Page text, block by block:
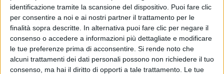
identificazione tramite la scansione del dispositivo. Puoi fare clic
per consentire a noi e ai nostri partner il trattamento per le
finalità sopra descritte. In alternativa puoi fare clic per negare il
consenso o accedere a informazioni più dettagliate e modificare
le tue preferenze prima di acconsentire. Si rende noto che
alcuni trattamenti dei dati personali possono non richiedere il tuo
consenso, ma hai il diritto di opporti a tale trattamento. Le tue